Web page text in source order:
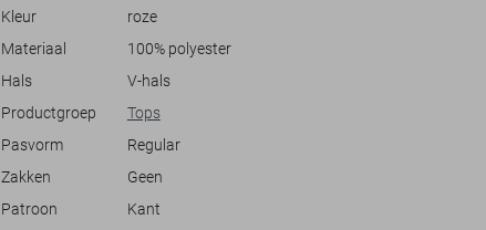
stijl in één.
Kleur
roze
Materiaal
100% polyester
Hals
V-hals
Productgroep
Tops
Pasvorm
Regular
Zakken
Geen
Patroon
Kant